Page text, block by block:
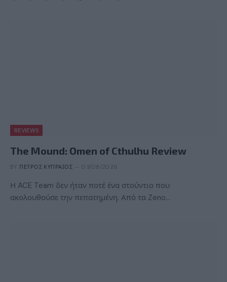
REVIEWS
The Mound: Omen of Cthulhu Review
BY ΠΈΤΡΟΣ ΚΥΠΡΑΊΟΣ 03/08/2026
Η ACE Team δεν ήταν ποτέ ένα στούντιο που
ακολουθούσε την πεπατημένη. Από τα Zeno…